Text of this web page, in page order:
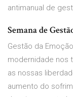
antimanual de
Semana de
Gestão da
modernidade nos
as nossas
aumento do